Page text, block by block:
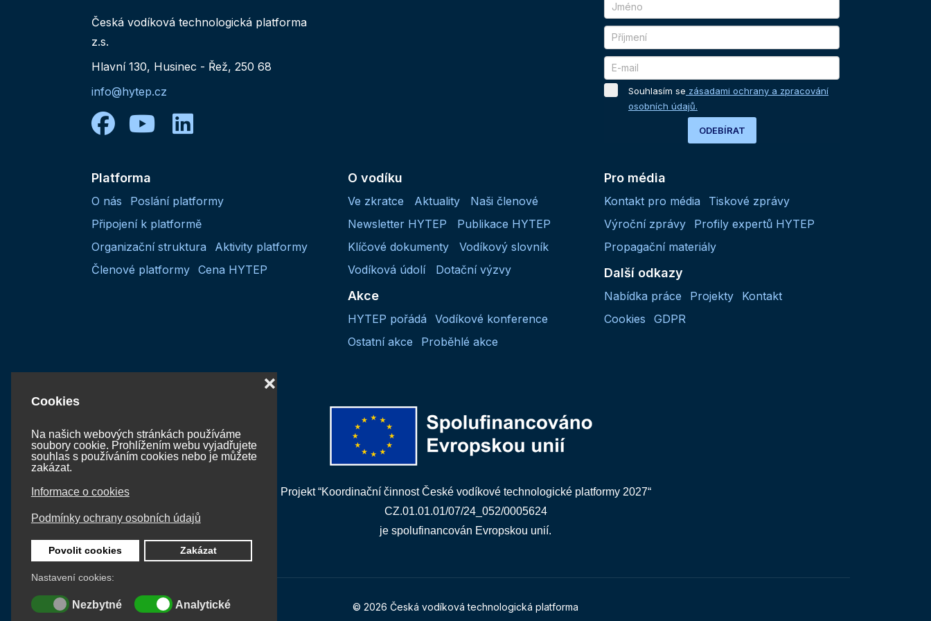
Cookies
Na našich webových stránkách používáme
soubory cookie. Prohlížením webu vyjadřujete
souhlas s používáním cookies nebo je můžete
zakázat.
Informace o cookies
Podmínky ochrany osobních údajů
Povolit cookies Zakázat
❌
Nastavení cookies:
Nezbytné Analytické
Česká vodíková technologická platforma
z.s.
Hlavní 130, Husinec - Řež, 250 68
info@hytep.cz
facebook
youtube
linkedin
Souhlasím se zásadami ochrany a zpracování
osobních údajů.
ODEBÍRAT
Platforma
O nás
Poslání platformy
Připojení k platformě
Organizační struktura
Aktivity platformy
Členové platformy Cena HYTEP
O vodíku
Ve zkratce Aktuality
Naši členové
Newsletter HYTEP
Publikace HYTEP
Klíčové dokumenty
Vodíkový slovník
Vodíková údolí
Dotační výzvy
Akce
HYTEP pořádá
Vodíkové konference
Ostatní akce
Proběhlé akce
Pro média
Kontakt pro média
Tiskové zprávy
Výroční zprávy
Profily expertů HYTEP
Propagační materiály
Další odkazy
Nabídka práce Projekty
Kontakt
Cookies
GDPR
Projekt “Koordinační činnost České vodíkové technologické platformy 2027“
CZ.01.01.01/07/24_052/0005624
je spolufinancován Evropskou unií.
© 2026 Česká vodíková technologická platforma